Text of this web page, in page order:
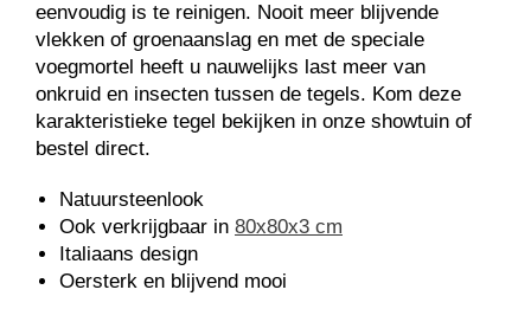
eenvoudig is te reinigen. Nooit meer blijvende
vlekken of groenaanslag en met de speciale
voegmortel heeft u nauwelijks last meer van
onkruid en insecten tussen de tegels. Kom deze
karakteristieke tegel bekijken in onze showtuin of
bestel direct.
Natuursteenlook
Ook verkrijgbaar in 80x80x3 cm
Italiaans design
Oersterk en blijvend mooi